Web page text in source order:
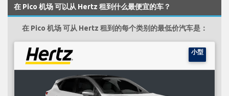
在 Pico 机场 可以从 Hertz 租到什么最便宜的车？
在 Pico 机场 可从 Hertz 租到的每个类别的最低价汽车是：
小型